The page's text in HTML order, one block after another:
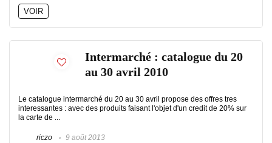
VOIR
Intermarché : catalogue du 20
au 30 avril 2010
Le catalogue intermarché du 20 au 30 avril propose des offres tres
interessantes : avec des produits faisant l'objet d'un credit de 20% sur
la carte de ...
riczo 9 août 2013